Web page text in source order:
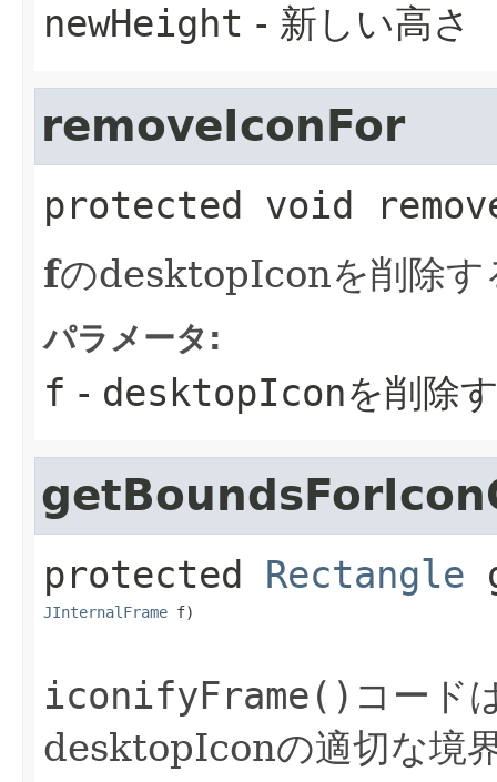
newHeight - 新しい高さ
removeIconFor
protected void
fのdesktopIconを削除す
パラメータ:
f - desktopIconを削除
protected Rectangle
JInternalFrame f)
iconifyFrame() コード
desktopIconの適切な境